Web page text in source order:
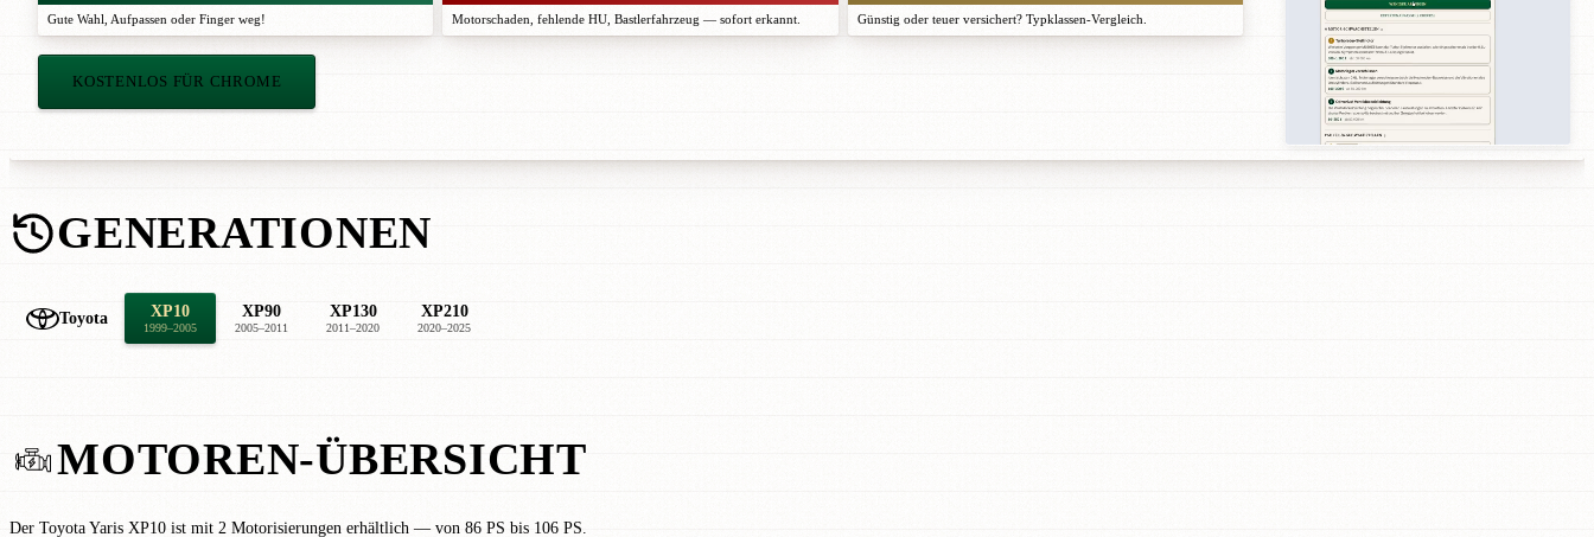
Gute Wahl Aufpassen oder Finger weg! Motorschaden, fehlende HU, Bastlerfahrzeug — sofort erkannt. Günstig oder teuer versichert? Typklassen-Vergleich.
KOSTENLOS FÜR CHROME
GENERATIONEN
Toyota XP10
1999–2005
XP90
2005–2011
XP130
2011–2020
XP210
2020–2025
MOTOREN-ÜBERSICHT
Der Toyota Yaris XP10 ist mit 2 Motorisierungen erhältlich — von 86 PS bis 106 PS.